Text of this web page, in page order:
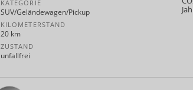
KATEGORIE
SUV/Geländewagen/Pickup
KILOMETERSTAND
20 km
ZUSTAND
unfallfrei